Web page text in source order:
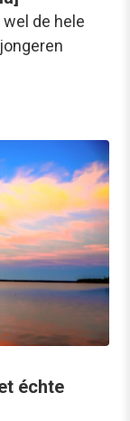
de hele
échte